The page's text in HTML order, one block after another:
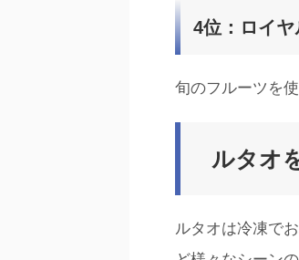
4位：ロイヤ
旬のフルーツを
ルタオ
ルタオは冷凍で